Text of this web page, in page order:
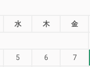
水 木 金
5 6 7